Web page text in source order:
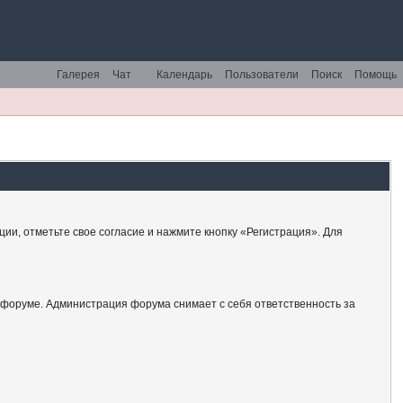
Помощь
Поиск
Пользователи
Календарь
Чат
Галерея
отметьте свое согласие и нажмите кнопку «Регистрация». Для
Администрация форума снимает с себя ответственность за